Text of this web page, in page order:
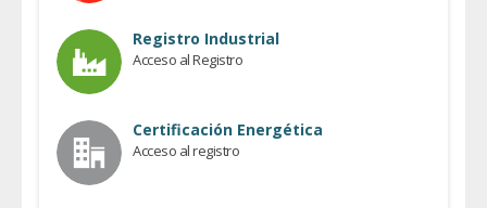
Registro Industrial
Acceso al Registro
Certificación Energética
Acceso al registro